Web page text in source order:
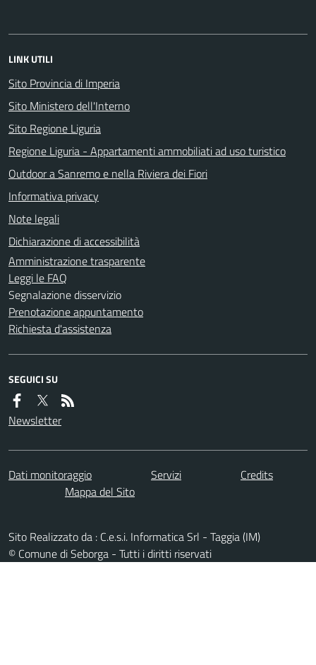
LINK UTILI
Sito Provincia di Imperia
Sito Ministero dell'Interno
Sito Regione Liguria
Regione Liguria - Appartamenti ammobiliati ad uso turistico
Outdoor a Sanremo e nella Riviera dei Fiori
Informativa privacy
Note legali
Dichiarazione di accessibilità
Amministrazione trasparente
Leggi le FAQ
Segnalazione disservizio
Prenotazione appuntamento
Richiesta d'assistenza
SEGUICI SU
Newsletter
Dati monitoraggio Servizi
Credits
Mappa del Sito
Sito Realizzato da : C.e.s.i. Informatica Srl - Taggia (IM)
© Comune di Seborga - Tutti i diritti riservati